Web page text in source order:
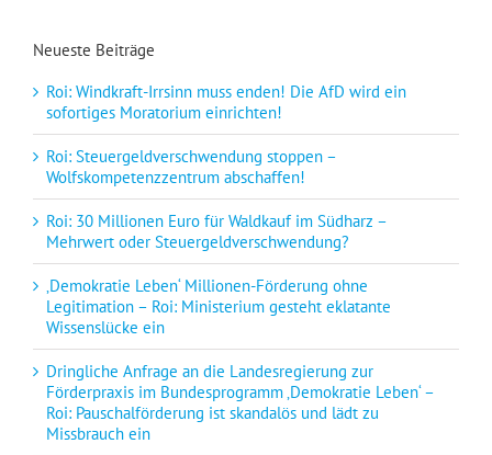
Neueste Beiträge
Roi: Windkraft-Irrsinn muss enden! Die AfD wird ein
sofortiges Moratorium einrichten!
Roi: Steuergeldverschwendung stoppen –
Wolfskompetenzzentrum abschaffen!
Roi: 30 Millionen Euro für Waldkauf im Südharz –
Mehrwert oder Steuergeldverschwendung?
‚Demokratie Leben‘ Millionen-Förderung ohne
Legitimation – Roi: Ministerium gesteht eklatante
Wissenslücke ein
Dringliche Anfrage an die Landesregierung zur
Förderpraxis im Bundesprogramm ‚Demokratie Leben‘ –
Roi: Pauschalförderung ist skandalös und lädt zu
Missbrauch ein